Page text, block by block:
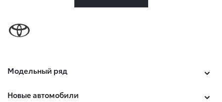
Модельный ряд
Новые автомобили